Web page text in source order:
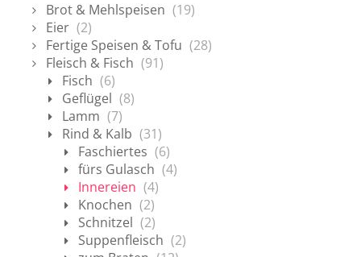
Brot & Mehlspeisen (19)
Eier (2)
Fertige Speisen & Tofu (28)
Fleisch & Fisch (91)
Fisch (6)
Geflügel (8)
Lamm (7)
Rind & Kalb (31)
Faschiertes (6)
fürs Gulasch (4)
Innereien (4)
Knochen (2)
Schnitzel (2)
Suppenfleisch (2)